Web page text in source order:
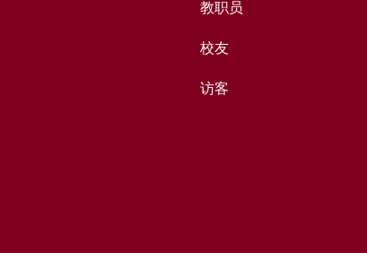
教职员
校友
访客